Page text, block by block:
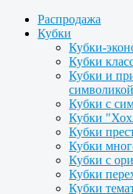
Распродажа
Кубки
Кубки-
Кубки
Кубки и
символикой
Кубки с
Кубки
Кубки
Кубки
Кубки с
Кубки
Кубки